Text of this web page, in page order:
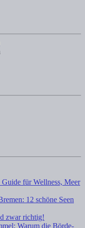
für Wellness, Meer
12 schöne Seen
zwar richtig!
Warum die Börde-